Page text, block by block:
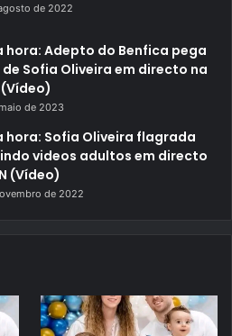
de 2022
hora: Adepto do Benfica pega
Sofia Oliveira em directo na
(Vídeo)
de 2023
hora: Sofia Oliveira flagrada
videos adultos em directo
(Vídeo)
de 2022